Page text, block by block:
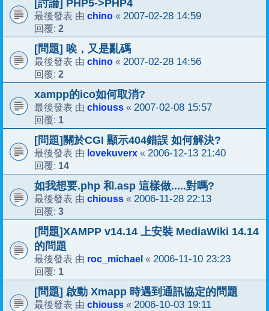
[討論] PHP5->PHP4
最後發表 由 chino « 2007-02-28 14:59
回覆: 2
[問題] 唉，又是亂碼
最後發表 由 chino « 2007-02-28 14:56
回覆: 2
xampp的ico如何取消?
最後發表 由 chiouss « 2007-02-08 15:57
回覆: 1
[問題]關於CGI 顯示404錯誤 如何解決?
最後發表 由 lovekuverx « 2006-12-13 21:40
回覆: 14
如我想要.php 和.asp 這樣做.....對嗎?
最後發表 由 chiouss « 2006-11-28 22:13
回覆: 3
[問題]XAMPP v14.14 上安裝 MediaWiki 14.14
的問題
最後發表 由 roc_michael « 2006-11-10 23:23
回覆: 1
[問題] 啟動 Xmapp 時遇到通訊協定的問題
最後發表 由 chiouss « 2006-10-03 19:11